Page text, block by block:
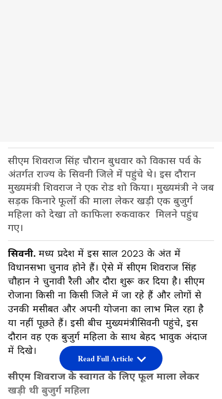
सीएम शिवराज सिंह चौरान बुधवार को विकास पर्व के
अंतर्गत राज्य के सिवनी जिले में पहुंचे थे। इस दौरान
मुख्यमंत्री शिवराज ने एक रोड शो किया। मुख्यमंत्री ने जब
सड़क किनारे फूलों की माला लेकर खड़ी एक बुजुर्ग
महिला को देखा तो काफिला रुकवाकर मिलने पहुंच
गए।
सिवनी. मध्य प्रदेश में इस साल 2023 के अंत में
विधानसभा चुनाव होने हैं। ऐसे में सीएम शिवराज सिंह
चौहान ने चुनावी रैली और दौरा शुरू कर दिया है। सीएम
रोजाना किसी ना किसी जिले में जा रहे हैं और लोगों से
उनकी मसीबत और अपनी योजना का लाभ मिल रहा है
या नहीं पूछते हैं। इसी बीच मुख्यमंत्रीसिवनी पहुंचे, इस
दौरान वह एक बुजुर्ग महिला के साथ बेहद भावुक अंदाज
में दिखे।
सीएम शिवराज के स्वागत के लिए फूल माला लेकर
खड़ी थी बुजुर्ग महिला
Read Full Article